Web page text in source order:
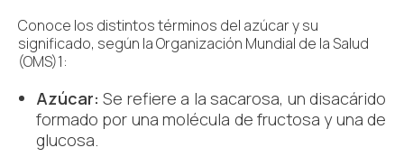
Conoce los distintos términos del azúcar y su
significado, según la Organización Mundial de la Salud
(OMS)1:
Azúcar: Se refiere a la sacarosa, un disacárido
formado por una molécula de fructosa y una de
glucosa.